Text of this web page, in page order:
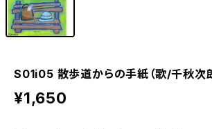
S01i05 散歩道からの手紙（歌/千秋次
¥1,650